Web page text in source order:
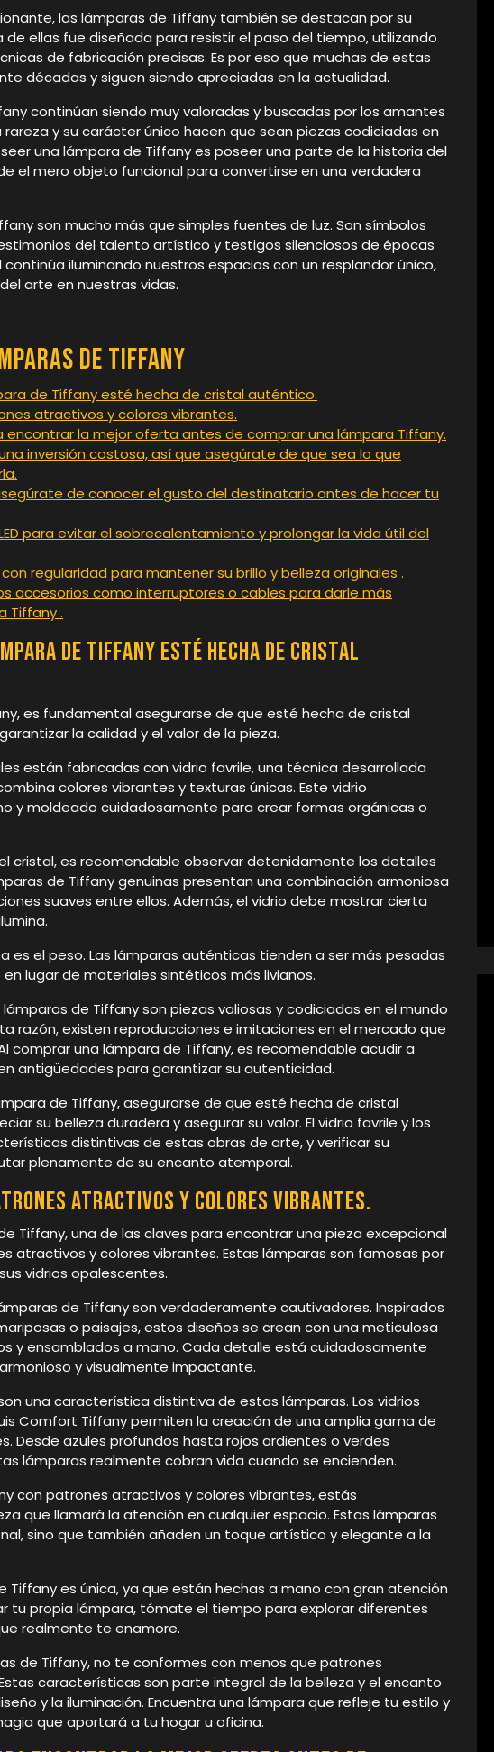
las lámparas de Tiffany también se destacan por su
de ellas fue diseñada para resistir el paso del tiempo, utilizando
de fabricación precisas. Es por eso que muchas de estas
décadas y siguen siendo apreciadas en la actualidad.
continúan siendo muy valoradas y buscadas por los amantes
y su carácter único hacen que sean piezas codiciadas en
una lámpara de Tiffany es poseer una parte de la historia del
el mero objeto funcional para convertirse en una verdadera
son mucho más que simples fuentes de luz. Son símbolos
del talento artístico y testigos silenciosos de épocas
iluminando nuestros espacios con un resplandor único,
arte en nuestras vidas.
de tiffany
de Tiffany esté hecha de cristal auténtico.
atractivos y colores vibrantes.
encontrar la mejor oferta antes de comprar una lámpara Tiffany.
inversión costosa, así que asegúrate de que sea lo que
de conocer el gusto del destinatario antes de hacer tu
para evitar el sobrecalentamiento y prolongar la vida útil del
regularidad para mantener su brillo y belleza originales .
accesorios como interruptores o cables para darle más
Tiffany .
de Tiffany esté hecha de cristal
es fundamental asegurarse de que esté hecha de cristal
la calidad y el valor de la pieza.
están fabricadas con vidrio favrile, una técnica desarrollada
colores vibrantes y texturas únicas. Este vidrio
y moldeado cuidadosamente para crear formas orgánicas o
cristal, es recomendable observar detenidamente los detalles
de Tiffany genuinas presentan una combinación armoniosa
suaves entre ellos. Además, el vidrio debe mostrar cierta
es el peso. Las lámparas auténticas tienden a ser más pesadas
lugar de materiales sintéticos más livianos.
de Tiffany son piezas valiosas y codiciadas en el mundo
razón, existen reproducciones e imitaciones en el mercado que
comprar una lámpara de Tiffany, es recomendable acudir a
antigüedades para garantizar su autenticidad.
de Tiffany, asegurarse de que esté hecha de cristal
su belleza duradera y asegurar su valor. El vidrio favrile y los
distintivas de estas obras de arte, y verificar su
plenamente de su encanto atemporal.
atractivos y colores vibrantes.
Tiffany, una de las claves para encontrar una pieza excepcional
atractivos y colores vibrantes. Estas lámparas son famosas por
vidrios opalescentes.
de Tiffany son verdaderamente cautivadores. Inspirados
o paisajes, estos diseños se crean con una meticulosa
y ensamblados a mano. Cada detalle está cuidadosamente
y visualmente impactante.
una característica distintiva de estas lámparas. Los vidrios
Comfort Tiffany permiten la creación de una amplia gama de
Desde azules profundos hasta rojos ardientes o verdes
lámparas realmente cobran vida cuando se encienden.
con patrones atractivos y colores vibrantes, estás
que llamará la atención en cualquier espacio. Estas lámparas
sino que también añaden un toque artístico y elegante a la
Tiffany es única, ya que están hechas a mano con gran atención
tu propia lámpara, tómate el tiempo para explorar diferentes
realmente te enamore.
de Tiffany, no te conformes con menos que patrones
características son parte integral de la belleza y el encanto
y la iluminación. Encuentra una lámpara que refleje tu estilo y
que aportará a tu hogar u oficina.